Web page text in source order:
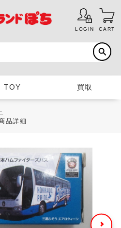
LOGIN CART
TOY 買取
品詳細